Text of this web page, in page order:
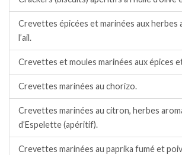
Crevettes épicées et marinées aux herbes
l’ail.
Crevettes et moules marinées aux épices
Crevettes marinées au chorizo.
Crevettes marinées au citron, herbes
d’Espelette (apéritif).
Crevettes marinées au paprika fumé et